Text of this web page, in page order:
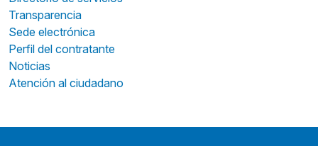
Transparencia
Sede electrónica
Perfil del contratante
Noticias
Atención al ciudadano